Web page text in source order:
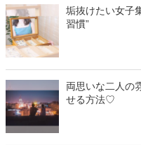
垢抜けたい女子
習慣”
両思いな二人の
せる方法♡